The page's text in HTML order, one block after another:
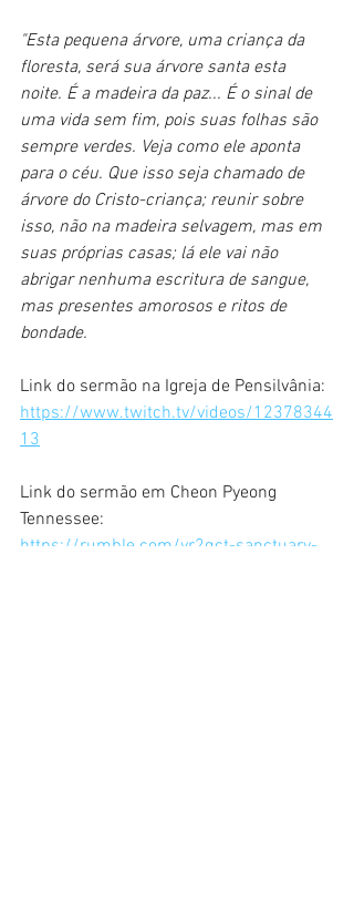
"Esta pequena árvore, uma criança da
floresta, será sua árvore santa esta
noite. É a madeira da paz... É o sinal de
uma vida sem fim, pois suas folhas são
sempre verdes. Veja como ele aponta
para o céu. Que isso seja chamado de
árvore do Cristo-criança; reunir sobre
isso, não na madeira selvagem, mas em
suas próprias casas; lá ele vai não
abrigar nenhuma escritura de sangue,
mas presentes amorosos e ritos de
bondade.
Link do sermão na Igreja de Pensilvânia:
https://www.twitch.tv/videos/12378344
13
Link do sermão em Cheon Pyeong
Tennessee:
https://rumble.com/vr2qct-sanctuary-